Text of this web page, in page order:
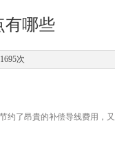
有哪些
次
了昂貴的补偿导线费用，